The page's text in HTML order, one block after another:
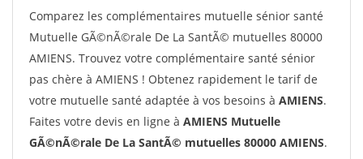
Comparez les complémentaires mutuelle sénior santé
Mutuelle GÃ©nÃ©rale De La SantÃ© mutuelles 80000
AMIENS. Trouvez votre complémentaire santé sénior
pas chère à AMIENS ! Obtenez rapidement le tarif de
votre mutuelle santé adaptée à vos besoins à AMIENS.
Faites votre devis en ligne à AMIENS Mutuelle
GÃ©nÃ©rale De La SantÃ© mutuelles 80000 AMIENS.